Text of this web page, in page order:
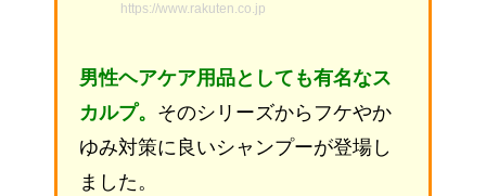
https://www.rakuten.co.jp
男性ヘアケア用品としても有名なス
カルプ。 そのシリーズからフケやか
ゆみ対策に良いシャンプーが登場し
ました。